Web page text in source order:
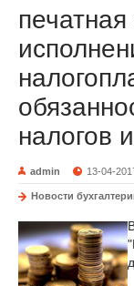
налогов
admin 13-04-
Новости